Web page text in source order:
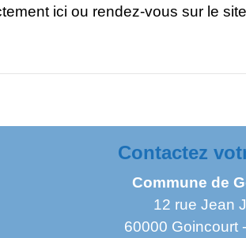
ici ou rendez-vous sur le
Contactez
Commune de
12 rue Jean
60000 Goincourt